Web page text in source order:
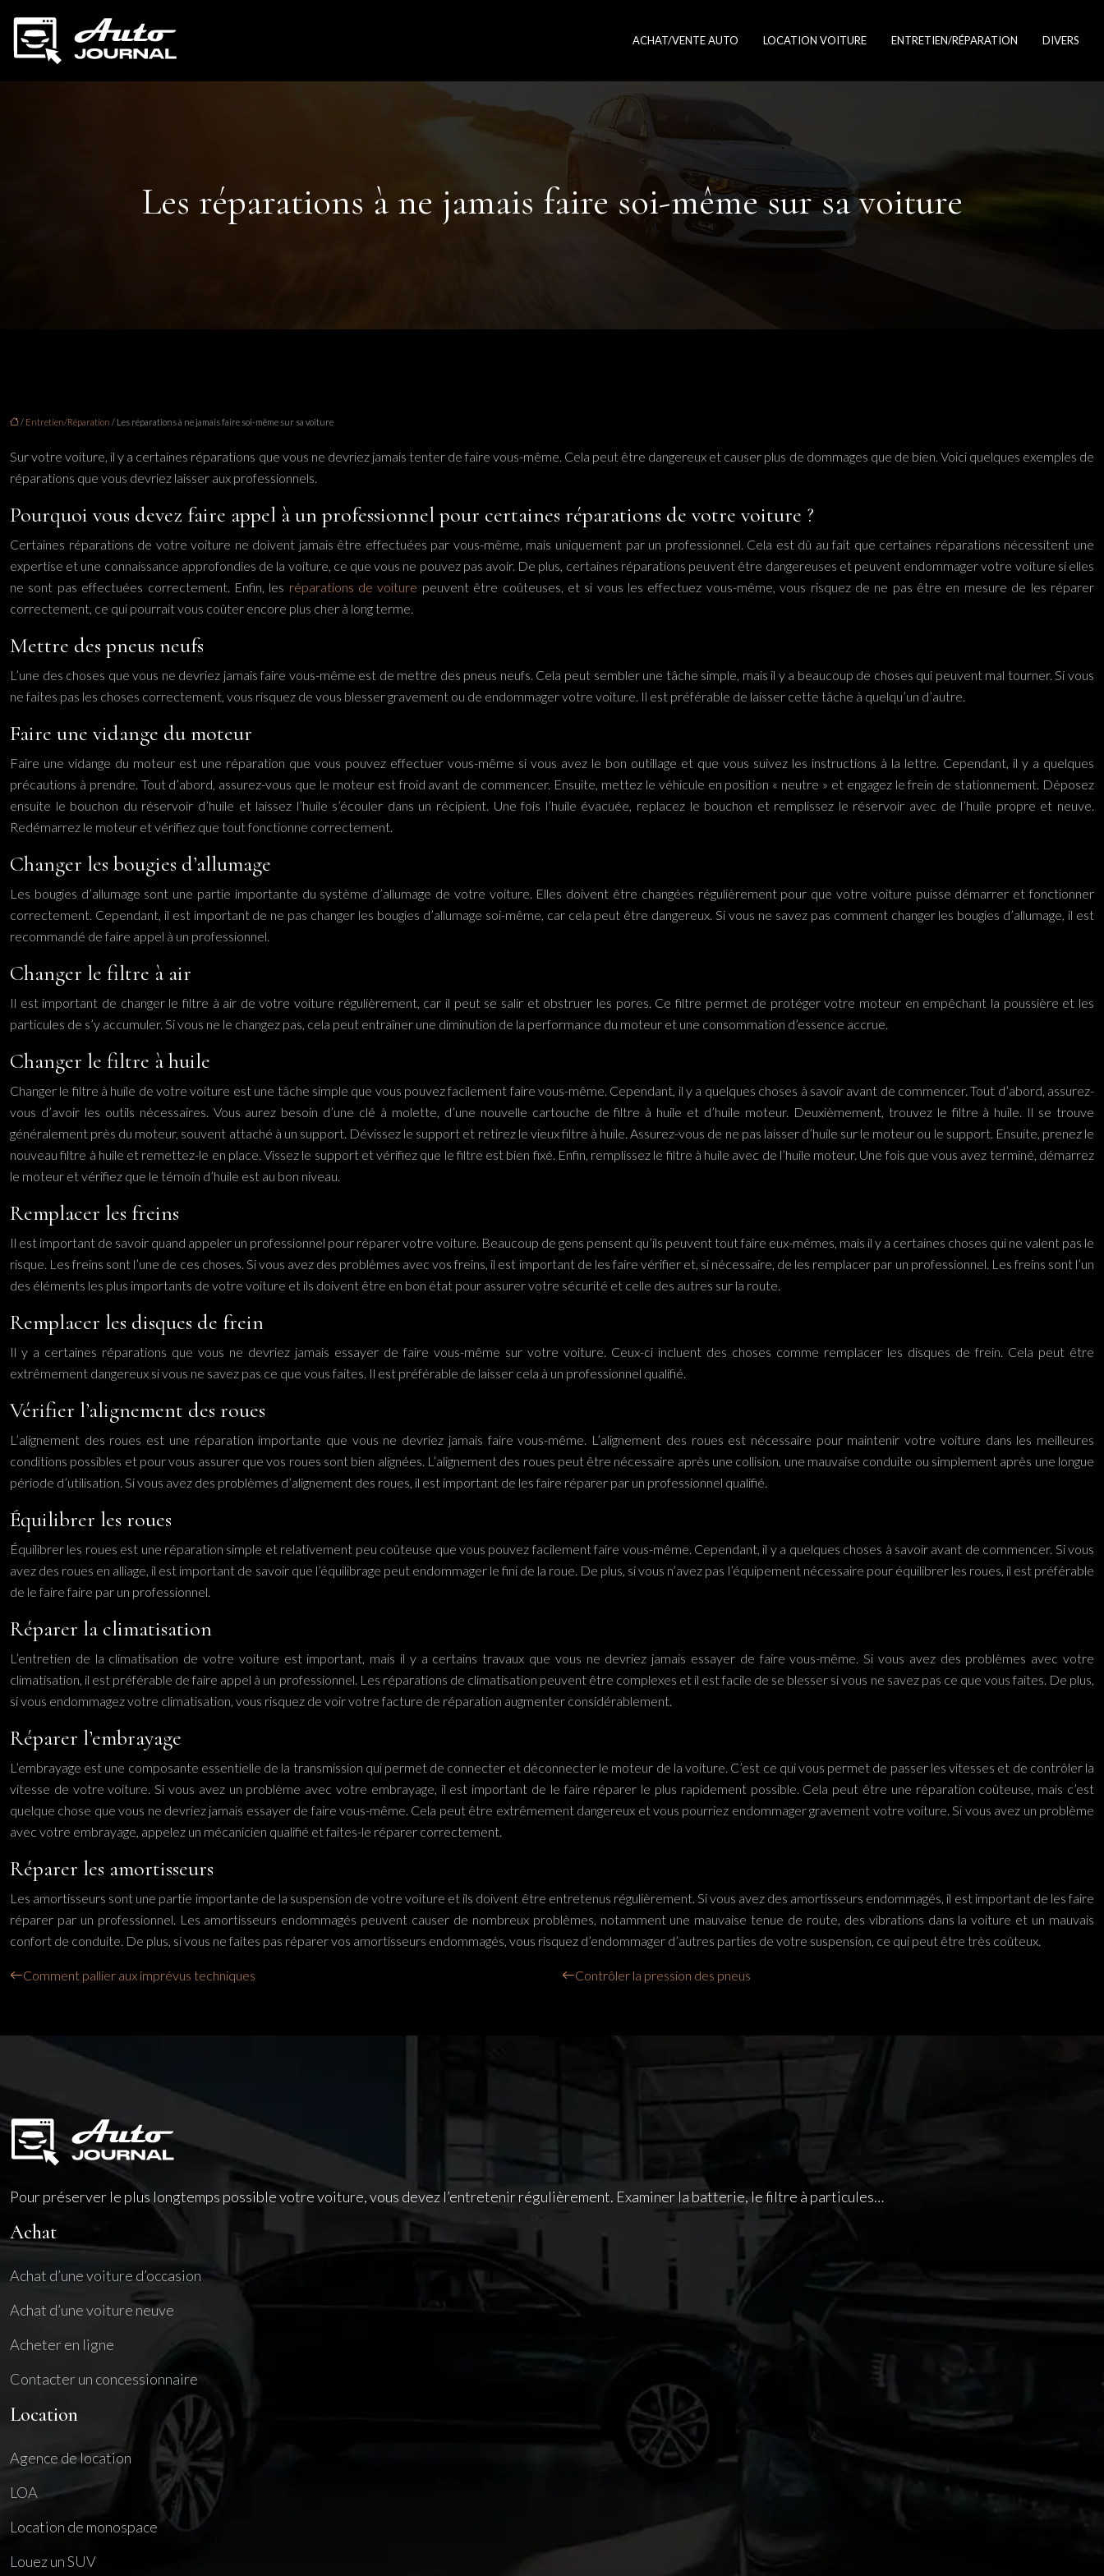
ACHAT/VENTE AUTO LOCATION VOITURE ENTRETIEN/RÉPARATION DIVERS
Les réparations à ne jamais faire soi-même sur sa voiture
/ Entretien/Réparation / Les réparations à ne jamais faire soi-même sur sa voiture
Sur votre voiture, il y a certaines réparations que vous ne devriez jamais tenter de faire vous-même. Cela peut être dangereux et causer plus de dommages que de bien. Voici quelques exemples de
réparations que vous devriez laisser aux professionnels.
Pourquoi vous devez faire appel à un professionnel pour certaines réparations de votre voiture ?
Certaines réparations de votre voiture ne doivent jamais être effectuées par vous-même, mais uniquement par un professionnel. Cela est dû au fait que certaines réparations nécessitent une
expertise et une connaissance approfondies de la voiture, ce que vous ne pouvez pas avoir. De plus, certaines réparations peuvent être dangereuses et peuvent endommager votre voiture si elles
ne sont pas effectuées correctement. Enfin, les réparations de voiture peuvent être coûteuses, et si vous les effectuez vous-même, vous risquez de ne pas être en mesure de les réparer
correctement, ce qui pourrait vous coûter encore plus cher à long terme.
Mettre des pneus neufs
L’une des choses que vous ne devriez jamais faire vous-même est de mettre des pneus neufs. Cela peut sembler une tâche simple, mais il y a beaucoup de choses qui peuvent mal tourner. Si vous
ne faites pas les choses correctement, vous risquez de vous blesser gravement ou de endommager votre voiture. Il est préférable de laisser cette tâche à quelqu’un d’autre.
Faire une vidange du moteur
Faire une vidange du moteur est une réparation que vous pouvez effectuer vous-même si vous avez le bon outillage et que vous suivez les instructions à la lettre. Cependant, il y a quelques
précautions à prendre. Tout d’abord, assurez-vous que le moteur est froid avant de commencer. Ensuite, mettez le véhicule en position « neutre » et engagez le frein de stationnement. Déposez
ensuite le bouchon du réservoir d’huile et laissez l’huile s’écouler dans un récipient. Une fois l’huile évacuée, replacez le bouchon et remplissez le réservoir avec de l’huile propre et neuve.
Redémarrez le moteur et vérifiez que tout fonctionne correctement.
Changer les bougies d’allumage
Les bougies d’allumage sont une partie importante du système d’allumage de votre voiture. Elles doivent être changées régulièrement pour que votre voiture puisse démarrer et fonctionner
correctement. Cependant, il est important de ne pas changer les bougies d’allumage soi-même, car cela peut être dangereux. Si vous ne savez pas comment changer les bougies d’allumage, il est
recommandé de faire appel à un professionnel.
Changer le filtre à air
Il est important de changer le filtre à air de votre voiture régulièrement, car il peut se salir et obstruer les pores. Ce filtre permet de protéger votre moteur en empêchant la poussière et les
particules de s’y accumuler. Si vous ne le changez pas, cela peut entraîner une diminution de la performance du moteur et une consommation d’essence accrue.
Changer le filtre à huile
Changer le filtre à huile de votre voiture est une tâche simple que vous pouvez facilement faire vous-même. Cependant, il y a quelques choses à savoir avant de commencer. Tout d’abord, assurez-
vous d’avoir les outils nécessaires. Vous aurez besoin d’une clé à molette, d’une nouvelle cartouche de filtre à huile et d’huile moteur. Deuxièmement, trouvez le filtre à huile. Il se trouve
généralement près du moteur, souvent attaché à un support. Dévissez le support et retirez le vieux filtre à huile. Assurez-vous de ne pas laisser d’huile sur le moteur ou le support. Ensuite, prenez le
nouveau filtre à huile et remettez-le en place. Vissez le support et vérifiez que le filtre est bien fixé. Enfin, remplissez le filtre à huile avec de l’huile moteur. Une fois que vous avez terminé, démarrez
le moteur et vérifiez que le témoin d’huile est au bon niveau.
Remplacer les freins
Il est important de savoir quand appeler un professionnel pour réparer votre voiture. Beaucoup de gens pensent qu’ils peuvent tout faire eux-mêmes, mais il y a certaines choses qui ne valent pas le
risque. Les freins sont l’une de ces choses. Si vous avez des problèmes avec vos freins, il est important de les faire vérifier et, si nécessaire, de les remplacer par un professionnel. Les freins sont l’un
des éléments les plus importants de votre voiture et ils doivent être en bon état pour assurer votre sécurité et celle des autres sur la route.
Remplacer les disques de frein
Il y a certaines réparations que vous ne devriez jamais essayer de faire vous-même sur votre voiture. Ceux-ci incluent des choses comme remplacer les disques de frein. Cela peut être
extrêmement dangereux si vous ne savez pas ce que vous faites. Il est préférable de laisser cela à un professionnel qualifié.
Vérifier l’alignement des roues
L’alignement des roues est une réparation importante que vous ne devriez jamais faire vous-même. L’alignement des roues est nécessaire pour maintenir votre voiture dans les meilleures
conditions possibles et pour vous assurer que vos roues sont bien alignées. L’alignement des roues peut être nécessaire après une collision, une mauvaise conduite ou simplement après une longue
période d’utilisation. Si vous avez des problèmes d’alignement des roues, il est important de les faire réparer par un professionnel qualifié.
Équilibrer les roues
Équilibrer les roues est une réparation simple et relativement peu coûteuse que vous pouvez facilement faire vous-même. Cependant, il y a quelques choses à savoir avant de commencer. Si vous
avez des roues en alliage, il est important de savoir que l’équilibrage peut endommager le fini de la roue. De plus, si vous n’avez pas l’équipement nécessaire pour équilibrer les roues, il est préférable
de le faire faire par un professionnel.
Réparer la climatisation
L’entretien de la climatisation de votre voiture est important, mais il y a certains travaux que vous ne devriez jamais essayer de faire vous-même. Si vous avez des problèmes avec votre
climatisation, il est préférable de faire appel à un professionnel. Les réparations de climatisation peuvent être complexes et il est facile de se blesser si vous ne savez pas ce que vous faites. De plus,
si vous endommagez votre climatisation, vous risquez de voir votre facture de réparation augmenter considérablement.
Réparer l’embrayage
L’embrayage est une composante essentielle de la transmission qui permet de connecter et déconnecter le moteur de la voiture. C’est ce qui vous permet de passer les vitesses et de contrôler la
vitesse de votre voiture. Si vous avez un problème avec votre embrayage, il est important de le faire réparer le plus rapidement possible. Cela peut être une réparation coûteuse, mais c’est
quelque chose que vous ne devriez jamais essayer de faire vous-même. Cela peut être extrêmement dangereux et vous pourriez endommager gravement votre voiture. Si vous avez un problème
avec votre embrayage, appelez un mécanicien qualifié et faites-le réparer correctement.
Réparer les amortisseurs
Les amortisseurs sont une partie importante de la suspension de votre voiture et ils doivent être entretenus régulièrement. Si vous avez des amortisseurs endommagés, il est important de les faire
réparer par un professionnel. Les amortisseurs endommagés peuvent causer de nombreux problèmes, notamment une mauvaise tenue de route, des vibrations dans la voiture et un mauvais
confort de conduite. De plus, si vous ne faites pas réparer vos amortisseurs endommagés, vous risquez d’endommager d’autres parties de votre suspension, ce qui peut être très coûteux.
Comment pallier aux imprévus techniques Contrôler la pression des pneus
Pour préserver le plus longtemps possible votre voiture, vous devez l’entretenir régulièrement. Examiner la batterie, le filtre à particules…
Achat
Achat d’une voiture d’occasion
Achat d’une voiture neuve
Acheter en ligne
Contacter un concessionnaire
Location
Agence de location
LOA
Location de monospace
Louez un SUV